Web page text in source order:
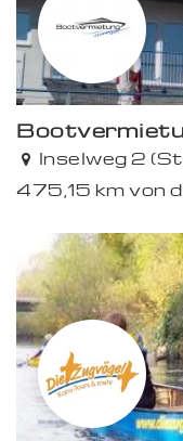
Inselweg 2
475,15 km von